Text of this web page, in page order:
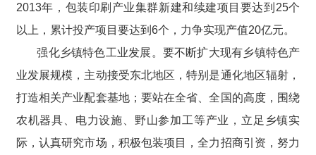
2013年，包装印刷产业集群新建和续建项目要达到25个
以上，累计投产项目要达到6个，力争实现产值20亿元。
强化乡镇特色工业发展。要不断扩大现有乡镇特色产
业发展规模，主动接受东北地区，特别是通化地区辐射，
打造相关产业配套基地；要站在全省、全国的高度，围绕
农机器具、电力设施、野山参加工等产业，立足乡镇实
际，认真研究市场，积极包装项目，全力招商引资，努力